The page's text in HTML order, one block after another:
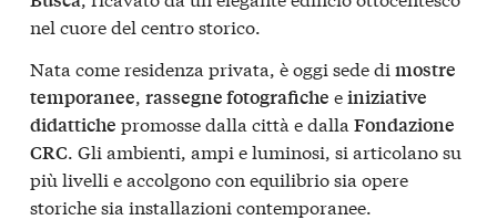
nel cuore del centro storico.
Nata come residenza privata, è oggi sede di mostre
temporanee rassegne fotografiche einiziative
didattiche promosse dalla città e dalla Fondazione
CRC . Gli ambienti, ampi e luminosi, si articolano su
più livelli e accolgono con equilibrio sia opere
storiche sia installazioni contemporanee.